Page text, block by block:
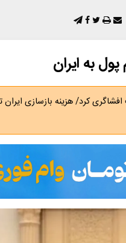
به ایران
افشاگری کرد/ هزینه بازسازی